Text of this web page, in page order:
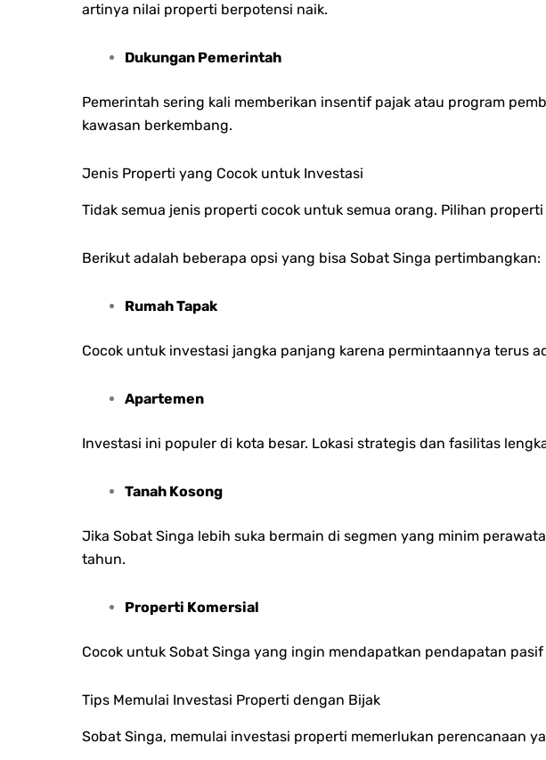
artinya nilai properti berpotensi naik.
Dukungan Pemerintah
Pemerintah sering kali memberikan insentif pajak atau program
kawasan berkembang.
Jenis Properti yang Cocok untuk Investasi
Tidak semua jenis properti cocok untuk semua orang. Pilihan
Berikut adalah beberapa opsi yang bisa Sobat Singa pertimbangkan:
Rumah Tapak
Cocok untuk investasi jangka panjang karena permintaannya terus
Apartemen
Investasi ini populer di kota besar. Lokasi strategis dan fasilitas
Tanah Kosong
Jika Sobat Singa lebih suka bermain di segmen yang minim
tahun.
Properti Komersial
Cocok untuk Sobat Singa yang ingin mendapatkan pendapatan
Tips Memulai Investasi Properti dengan Bijak
Sobat Singa, memulai investasi properti memerlukan perencanaan